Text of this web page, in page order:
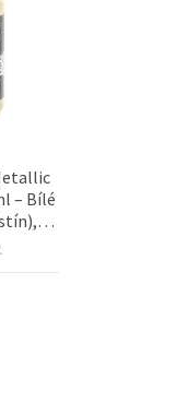
– Bílé
– pro